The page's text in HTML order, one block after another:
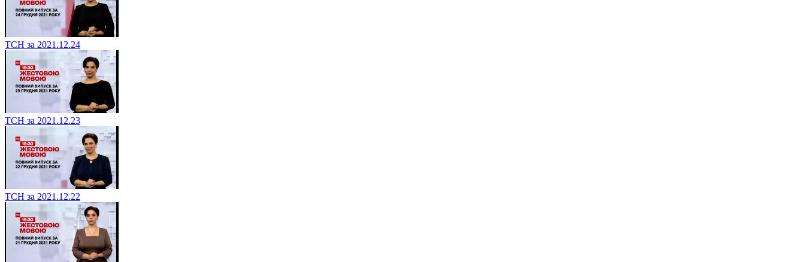
ТСН за 2021.12.24
ТСН за 2021.12.23
ТСН за 2021.12.22